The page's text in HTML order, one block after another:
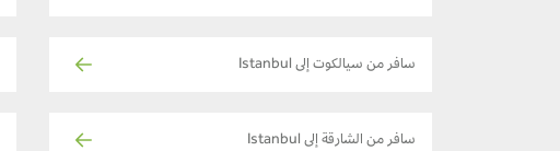
سافر من سيالكوت إلى Istanbul
سافر من الشارقة إلى Istanbul